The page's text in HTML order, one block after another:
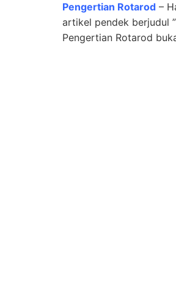
Pengertian Rotarod –
artikel pendek berjudul ”
Pengertian Rotarod